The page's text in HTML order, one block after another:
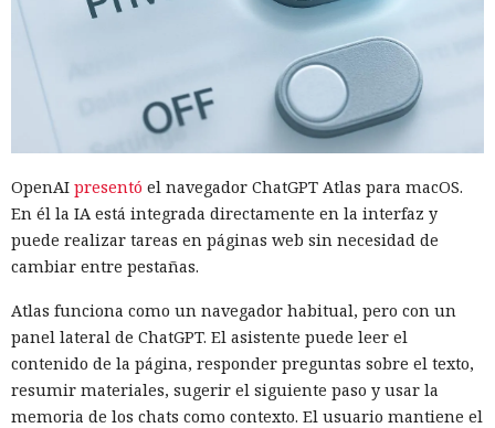
OpenAI presentó el navegador ChatGPT Atlas para macOS.
En él la IA está integrada directamente en la interfaz y
puede realizar tareas en páginas web sin necesidad de
cambiar entre pestañas.
Atlas funciona como un navegador habitual, pero con un
panel lateral de ChatGPT. El asistente puede leer el
contenido de la página, responder preguntas sobre el texto,
resumir materiales, sugerir el siguiente paso y usar la
memoria de los chats como contexto. El usuario mantiene el